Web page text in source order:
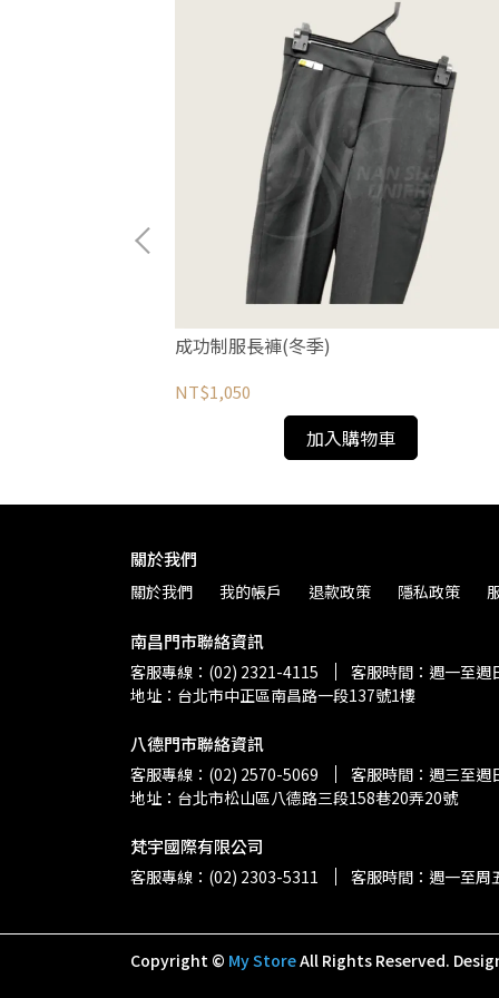
成功制服長褲(冬季)
NT$1,050
加入購物車
關於我們
關於我們 我的帳戶 退款政策 隱私政策
南昌門市聯絡資訊
客服專線：(02) 2321-4115
客服時間：週一至週
地址：台北市中正區南昌路一段137號1樓
八德門市聯絡資訊
客服專線：(02) 2570-5069
客服時間：週三至週
地址：台北市松山區八德路三段158巷20弄20號
梵宇國際有限公司
客服專線：(02) 2303-5311 客服時間：週一至周
Copyright © My StoreAll Rights Reserved.